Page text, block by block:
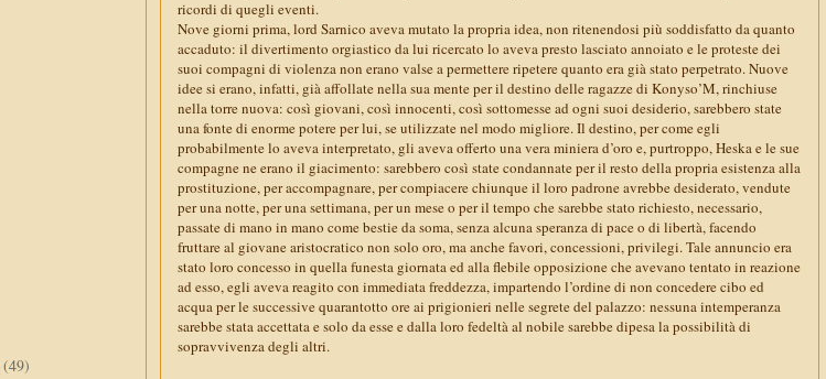
ricordi di quegli eventi.
Nove giorni prima, lord Sarnico aveva mutato la propria idea, non ritenendosi più soddisfatto da quanto
accaduto: il divertimento orgiastico da lui ricercato lo aveva presto lasciato annoiato e le proteste dei
suoi compagni di violenza non erano valse a permettere ripetere quanto era già stato perpetrato. Nuove
idee si erano, infatti, già affollate nella sua mente per il destino delle ragazze di Konyso’M, rinchiuse
nella torre nuova: così giovani, così innocenti, così sottomesse ad ogni suoi desiderio, sarebbero state
una fonte di enorme potere per lui, se utilizzate nel modo migliore. Il destino, per come egli
probabilmente lo aveva interpretato, gli aveva offerto una vera miniera d’oro e, purtroppo, Heska e le sue
compagne ne erano il giacimento: sarebbero così state condannate per il resto della propria esistenza alla
prostituzione, per accompagnare, per compiacere chiunque il loro padrone avrebbe desiderato, vendute
per una notte, per una settimana, per un mese o per il tempo che sarebbe stato richiesto, necessario,
passate di mano in mano come bestie da soma, senza alcuna speranza di pace o di libertà, facendo
fruttare al giovane aristocratico non solo oro, ma anche favori, concessioni, privilegi. Tale annuncio era
stato loro concesso in quella funesta giornata ed alla flebile opposizione che avevano tentato in reazione
ad esso, egli aveva reagito con immediata freddezza, impartendo l’ordine di non concedere cibo ed
acqua per le successive quarantotto ore ai prigionieri nelle segrete del palazzo: nessuna intemperanza
sarebbe stata accettata e solo da esse e dalla loro fedeltà al nobile sarebbe dipesa la possibilità di
sopravvivenza degli altri.
(49)